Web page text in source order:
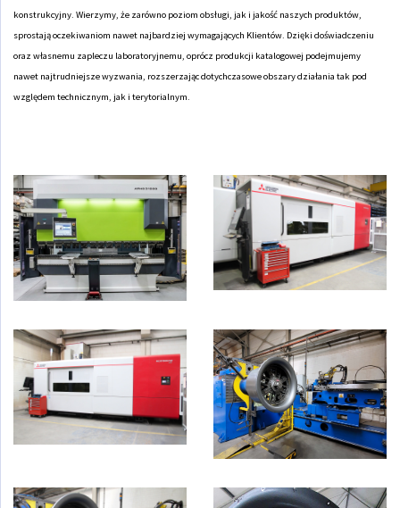
konstrukcyjny. Wierzymy, że zarówno poziom obsługi, jak i jakość naszych produktów,
sprostają oczekiwaniom nawet najbardziej wymagających Klientów. Dzięki doświadczeniu
oraz własnemu zapleczu laboratoryjnemu, oprócz produkcji katalogowej podejmujemy
nawet najtrudniejsze wyzwania, rozszerzając dotychczasowe obszary działania tak pod
względem technicznym, jak i terytorialnym.